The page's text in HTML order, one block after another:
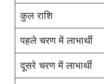
कुल राशि
पहले चरण में लाभार्थी
दूसरे चरण में लाभार्थी